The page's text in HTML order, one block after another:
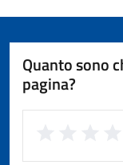
Quanto sono
pagina?